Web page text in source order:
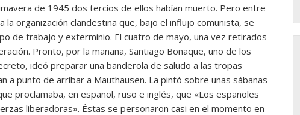
de 1945 dos tercios de ellos habían muerto. Pero entre
organización clandestina que, bajo el influjo comunista, se
de trabajo y exterminio. El cuatro de mayo, una vez retirados
Pronto, por la mañana, Santiago Bonaque, uno de los
ideó preparar una banderola de saludo a las tropas
a punto de arribar a Mauthausen. La pintó sobre unas sábanas
proclamaba, en español, ruso e inglés, que «Los españoles
liberadoras». Éstas se personaron casi en el momento en